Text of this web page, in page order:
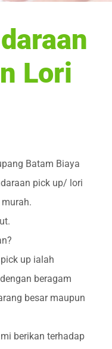
Lori
Batam Biaya
pick up/ lori
up ialah
beragam
besar maupun
berikan terhadap